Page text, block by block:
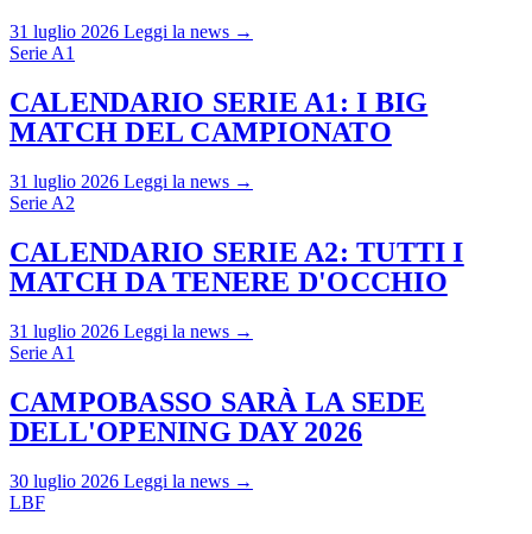
31 luglio 2026 Leggi la news →
Serie A1
CALENDARIO SERIE A1: I BIG
MATCH DEL CAMPIONATO
31 luglio 2026 Leggi la news →
Serie A2
CALENDARIO SERIE A2: TUTTI I
MATCH DA TENERE D'OCCHIO
31 luglio 2026 Leggi la news →
Serie A1
CAMPOBASSO SARÀ LA SEDE
DELL'OPENING DAY 2026
30 luglio 2026 Leggi la news →
LBF